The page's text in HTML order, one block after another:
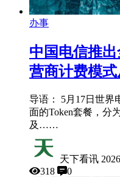
办事
中国电信推
营商计费模
导语： 5月17日世界
面的Token套餐，分
及……
天下看讯
318
0